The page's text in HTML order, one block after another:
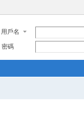
用戶名
密碼